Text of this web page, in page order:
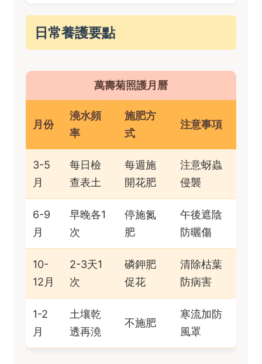
日常養護要點
萬壽菊照護月曆
月份
澆水頻
率
施肥方
式
注意事項
3-5
月
每日檢
查表土
每週施
開花肥
注意蚜蟲
侵襲
6-9
月
早晚各1
次
停施氮
肥
午後遮陰
防曬傷
10-
12月
2-3天1
次
磷鉀肥
促花
清除枯葉
防病害
1-2
月
土壤乾
透再澆
不施肥
寒流加防
風罩